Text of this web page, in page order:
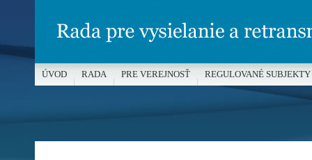
ÚVOD RADA PRE VEREJNOSŤ REGULOVANÉ SUBJEKTY